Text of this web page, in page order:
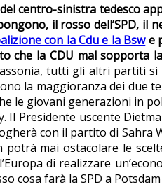
centro-sinistra tedesco
il rosso dell’SPD, il
con la Cdu e la Bswe
che la CDU mal sopporta
tutti gli altri partiti
la maggioranza dei due
le giovani generazioni in
Presidente uscente
con il partito di
mai ostacolare le
di realizzare
cosa farà la SPD a